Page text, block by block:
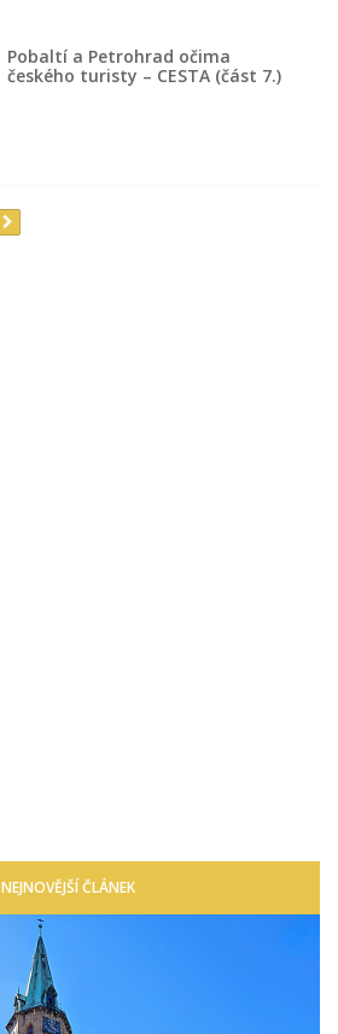
Pobaltí a Petrohrad očima
českého turisty – CESTA (část 7.)
NEJNOVĚJŠÍ ČLÁNEK